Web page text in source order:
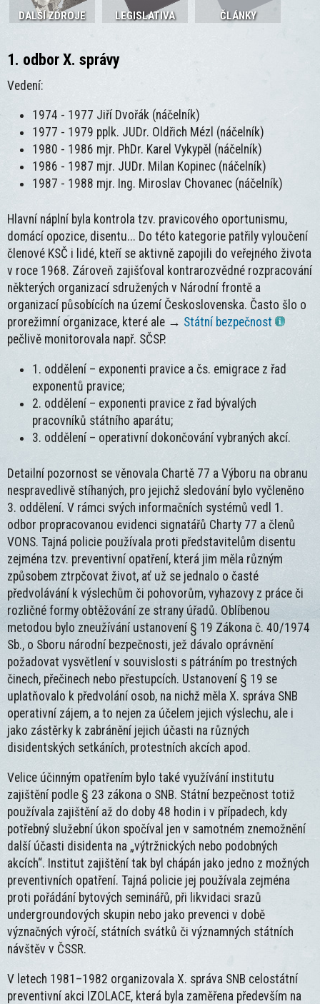
DALŠÍ ZDROJE LEGISLATIVA ČLÁNKY
1. odbor X. správy
Vedení:
1974 - 1977 Jiří Dvořák (náčelník)
1977 - 1979 pplk. JUDr. Oldřich Mézl (náčelník)
1980 - 1986 mjr. PhDr. Karel Vykypěl (náčelník)
1986 - 1987 mjr. JUDr. Milan Kopinec (náčelník)
1987 - 1988 mjr. Ing. Miroslav Chovanec (náčelník)
Hlavní náplní byla kontrola tzv. pravicového oportunismu,
domácí opozice, disentu... Do této kategorie patřily vyloučení
členové KSČ i lidé, kteří se aktivně zapojili do veřejného života
v roce 1968. Zároveň zajišťoval kontrarozvědné rozpracování
některých organizací sdružených v Národní frontě a
organizací působících na území Československa. Často šlo o
prorežimní organizace, které ale → Státní bezpečnost
pečlivě monitorovala např. SČSP.
1. oddělení – exponenti pravice a čs. emigrace z řad
exponentů pravice;
2. oddělení – exponenti pravice z řad bývalých
pracovníků státního aparátu;
3. oddělení – operativní dokončování vybraných akcí.
Detailní pozornost se věnovala Chartě 77 a Výboru na obranu
nespravedlivě stíhaných, pro jejichž sledování bylo vyčleněno
3. oddělení. V rámci svých informačních systémů vedl 1.
odbor propracovanou evidenci signatářů Charty 77 a členů
VONS. Tajná policie používala proti představitelům disentu
zejména tzv. preventivní opatření, která jim měla různým
způsobem ztrpčovat život, ať už se jednalo o časté
předvolávání k výslechům či pohovorům, vyhazovy z práce či
rozličné formy obtěžování ze strany úřadů. Oblíbenou
metodou bylo zneužívání ustanovení § 19 Zákona č. 40/1974
Sb., o Sboru národní bezpečnosti, jež dávalo oprávnění
požadovat vysvětlení v souvislosti s pátráním po trestných
činech, přečinech nebo přestupcích. Ustanovení § 19 se
uplatňovalo k předvolání osob, na nichž měla X. správa SNB
operativní zájem, a to nejen za účelem jejich výslechu, ale i
jako zástěrky k zabránění jejich účasti na různých
disidentských setkáních, protestních akcích apod.
Velice účinným opatřením bylo také využívání institutu
zajištění podle § 23 zákona o SNB. Státní bezpečnost totiž
používala zajištění až do doby 48 hodin i v případech, kdy
potřebný služební úkon spočíval jen v samotném znemožnění
další účasti disidenta na „výtržnických nebo podobných
akcích“. Institut zajištění tak byl chápán jako jedno z možných
preventivních opatření. Tajná policie jej používala zejména
proti pořádání bytových seminářů, při likvidaci srazů
undergroundových skupin nebo jako prevenci v době
význačných výročí, státních svátků či významných státních
návštěv v ČSSR.
V letech 1981–1982 organizovala X. správa SNB celostátní
preventivní akci IZOLACE, která byla zaměřena především na